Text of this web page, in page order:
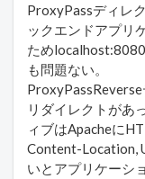
ProxyPassディレ
ックエンドアプリ
ため
も問題ない。
リダイレクトがあ
ィブはApacheに
Content-Location,
いとアプリケーシ